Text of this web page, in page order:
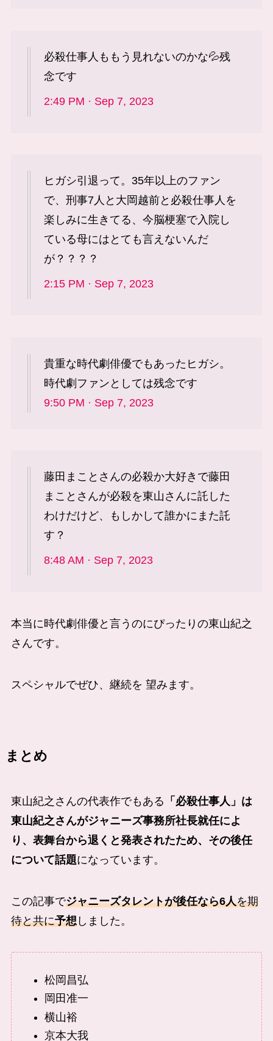
必殺仕事人ももう見れないのかな💦残
念です
2:49 PM · Sep 7, 2023
ヒガシ引退って。35年以上のファン
で、刑事7人と大岡越前と必殺仕事人を
楽しみに生きてる、今脳梗塞で入院し
ている母にはとても言えないんだ
が？？？？
2:15 PM · Sep 7, 2023
貴重な時代劇俳優でもあったヒガシ。
時代劇ファンとしては残念です
9:50 PM · Sep 7, 2023
藤田まことさんの必殺か大好きで藤田
まことさんが必殺を東山さんに託した
わけだけど、もしかして誰かにまた託
す？
8:48 AM · Sep 7, 2023
本当に時代劇俳優と言うのにぴったりの東山紀之
さんです。
スペシャルでぜひ、継続を 望みます。
まとめ
東山紀之さんの代表作でもある 「必殺仕事人」は
東山紀之さんがジャニーズ事務所社長就任によ
り、表舞台から退くと発表されたため、その後任
について話題になっています。
この記事でジャニーズタレントが後任なら6人を期
待と共に予想しました。
松岡昌弘
岡田准一
横山裕
京本大我